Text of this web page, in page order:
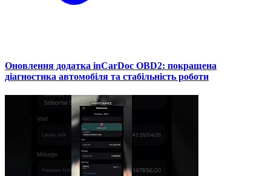
Оновлення додатка inCarDoc OBD2: покращена
діагностика автомобіля та стабільність роботи